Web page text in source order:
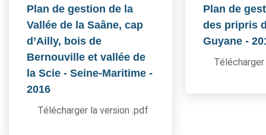
Plan de gestion de la
Vallée de la Saâne, cap
d’Ailly, bois de
Bernouville et vallée de
la Scie - Seine-Maritime -
2016
Télécharger la version .pdf
Plan de
des pripris
Guyane -